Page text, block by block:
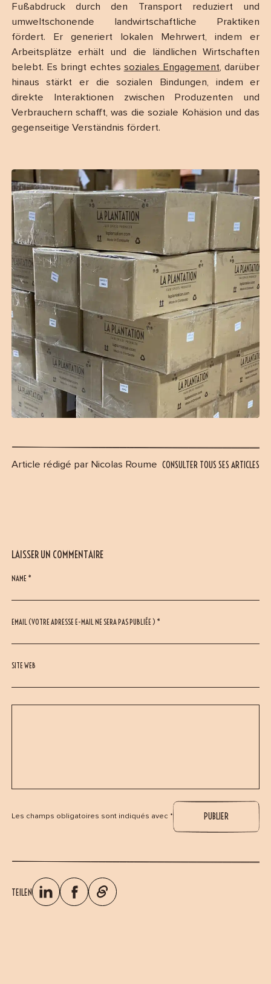
Fußabdruck durch den Transport reduziert und
umweltschonende landwirtschaftliche Praktiken
fördert. Er generiert lokalen Mehrwert, indem er
Arbeitsplätze erhält und die ländlichen Wirtschaften
belebt. Es bringt echtes soziales Engagement, darüber
hinaus stärkt er die sozialen Bindungen, indem er
direkte Interaktionen zwischen Produzenten und
Verbrauchern schafft, was die soziale Kohäsion und das
gegenseitige Verständnis fördert.
Article rédigé par Nicolas Roume CONSULTER TOUS SES ARTICLES
LAISSER UN COMMENTAIRE
NAME *
EMAIL (VOTRE ADRESSE E-MAIL NE SERA PAS PUBLIÉE ) *
SITE WEB
Les champs obligatoires sont indiqués avec *
TEILEN